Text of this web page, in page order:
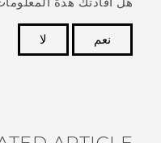
نعم
لا